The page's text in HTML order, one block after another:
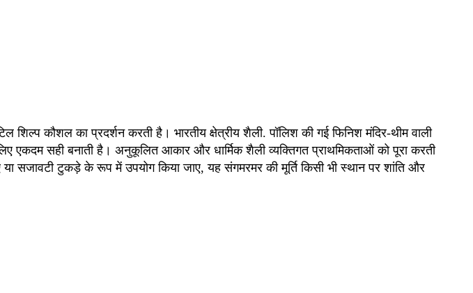
कौशल का प्रदर्शन करती है। भारतीय क्षेत्रीय शैली. पॉलिश की गई फिनिश मंदिर-थीम वाली
एकदम सही बनाती है। अनुकूलित आकार और धार्मिक शैली व्यक्तिगत प्राथमिकताओं को पूरा करती
टुकड़े के रूप में उपयोग किया जाए, यह संगमरमर की मूर्ति किसी भी स्थान पर शांति और